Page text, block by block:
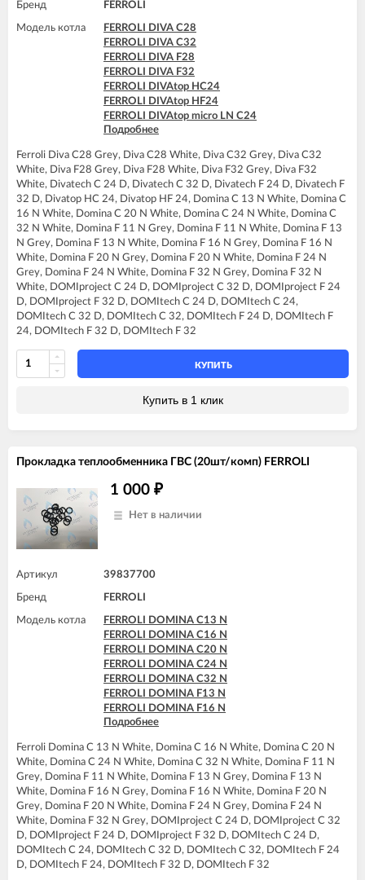
FERROLI DIVAtop micro LN F24
FERROLI DOMINA C13 N
FERROLI DOMINA C16 N
FERROLI DOMINA C20 N
FERROLI DOMINA C24 N
FERROLI DOMINA C32 N
FERROLI DOMINA F13 N
FERROLI DOMINA F16 N
FERROLI DOMINA F20 N
FERROLI DOMINA F24 N
FERROLI DOMINA F32 N
FERROLI DOMIproject C24 D
FERROLI DOMIproject C32
FERROLI DOMIproject C32 D
FERROLI DOMIproject F24 D
FERROLI DOMIproject F32
FERROLI DOMIproject F32 D
Бренд FERROLI
Модель котла
FERROLI DIVA C28
FERROLI DIVA C32
FERROLI DIVA F28
FERROLI DIVA F32
FERROLI DIVAtop HC24
FERROLI DIVAtop HF24
FERROLI DIVAtop micro LN C24
FERROLI DIVAtop micro LN F24
FERROLI DOMINA C16 N
FERROLI DOMINA C20 N
FERROLI DOMINA C24 N
FERROLI DOMINA C32 N
FERROLI DOMINA F13 N
FERROLI DOMINA F16 N
FERROLI DOMINA F20 N
FERROLI DOMINA F24 N
FERROLI DOMINA F32 N
FERROLI DOMIproject C24 D
FERROLI DOMIproject C32
FERROLI DOMIproject C32 D
FERROLI DOMIproject F24 D
FERROLI DOMIproject F32
FERROLI DOMIproject F32 D
FERROLI DOMItech C24
FERROLI DOMItech C24 D
FERROLI DOMItech C32
FERROLI DOMItech F32
FERROLI DOMItech F32 D
Подробнее
Ferroli Diva C28 Grey, Diva C28 White, Diva C32 Grey, Diva C32
White, Diva F28 Grey, Diva F28 White, Diva F32 Grey, Diva F32
White, Divatech C 24 D, Divatech C 32 D, Divatech F 24 D, Divatech F
32 D, Divatop HC 24, Divatop HF 24, Domina C 13 N White, Domina C
16 N White, Domina C 20 N White, Domina C 24 N White, Domina C
32 N White, Domina F 11 N Grey, Domina F 11 N White, Domina F 13
N Grey, Domina F 13 N White, Domina F 16 N Grey, Domina F 16 N
White, Domina F 20 N Grey, Domina F 20 N White, Domina F 24 N
Grey, Domina F 24 N White, Domina F 32 N Grey, Domina F 32 N
White, DOMIproject C 24 D, DOMIproject C 32 D, DOMIproject F 24
D, DOMIproject F 32 D, DOMItech C 24 D, DOMItech C 24,
DOMItech C 32 D, DOMItech C 32, DOMItech F 24 D, DOMItech F
24, DOMItech F 32 D, DOMItech F 32
КУПИТЬ
Купить в 1 клик
Прокладка теплообменника ГВС (20шт/комп) FERROLI
1 000 ₽
Нет в наличии
Артикул 39837700
Бренд FERROLI
Модель котла
FERROLI DOMINA C13 N
FERROLI DOMINA C16 N
FERROLI DOMINA C20 N
FERROLI DOMINA C24 N
FERROLI DOMINA C32 N
FERROLI DOMINA F13 N
FERROLI DOMINA F16 N
FERROLI DOMINA F20 N
FERROLI DOMINA F32 N
FERROLI DOMIproject C24 D
FERROLI DOMIproject C32
FERROLI DOMIproject C32 D
FERROLI DOMIproject F24 D
FERROLI DOMIproject F32
FERROLI DOMIproject F32 D
FERROLI DOMItech C24
FERROLI DOMItech C24 D
Подробнее
Ferroli Domina C 13 N White, Domina C 16 N White, Domina C 20 N
White, Domina C 24 N White, Domina C 32 N White, Domina F 11 N
Grey, Domina F 11 N White, Domina F 13 N Grey, Domina F 13 N
White, Domina F 16 N Grey, Domina F 16 N White, Domina F 20 N
Grey, Domina F 20 N White, Domina F 24 N Grey, Domina F 24 N
White, Domina F 32 N Grey, DOMIproject C 24 D, DOMIproject C 32
D, DOMIproject F 24 D, DOMIproject F 32 D, DOMItech C 24 D,
DOMItech C 24, DOMItech C 32 D, DOMItech C 32, DOMItech F 24
D, DOMItech F 24, DOMItech F 32 D, DOMItech F 32